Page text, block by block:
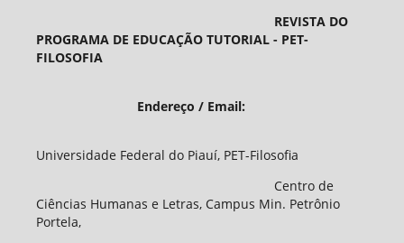
REVISTA DO
PROGRAMA DE EDUCAÇÃO TUTORIAL - PET-
FILOSOFIA
Endereço / Email:
Universidade Federal do Piauí, PET-Filosofia
Centro de
Ciências Humanas e Letras, Campus Min. Petrônio
Portela,